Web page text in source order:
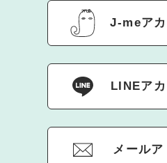
J-meア
LINEア
メール